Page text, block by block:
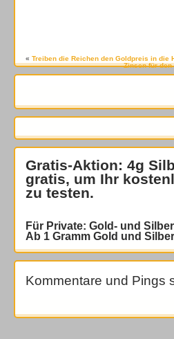
« Treiben die Reichen den Goldpreis in die
Zinsen für
Gratis-Aktion: 4g
gratis, um Ihr
zu testen.
Für Private: Gold- und
Ab 1 Gramm Gold und
Kommentare und Pings